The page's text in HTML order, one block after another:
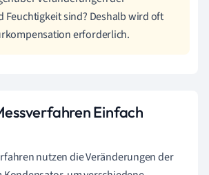
Feuchtigkeit sind? Deshalb wird oft
erforderlich.
Einfach
nutzen die Veränderungen der